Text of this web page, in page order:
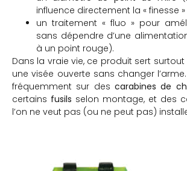
influence directement la « finesse
un traitement « fluo » pour
sans dépendre d’une
à un point rouge).
Dans la vraie vie, ce produit sert surtout
une visée ouverte sans changer
fréquemment sur des carabines de
certains fusils selon montage, et des
l’on ne veut pas (ou ne peut pas)